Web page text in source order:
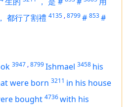
， 都行了割禮 4135 ,8799# 853#
3947 ,8799Ishmael 3458 his
were born 3211 in his house
bought 4736with his